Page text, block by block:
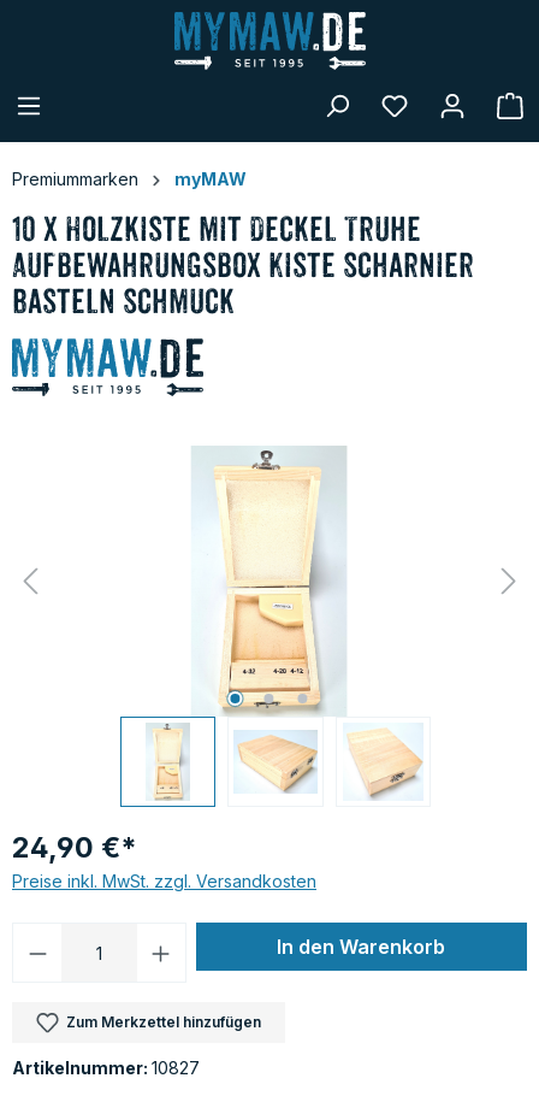
Premiummarken myMAW
10 x Holzkiste mit Deckel Truhe
Aufbewahrungsbox Kiste Scharnier
Basteln Schmuck
24,90 €*
Preise inkl. MwSt. zzgl. Versandkosten
Produkt Anzahl: Gib den gewünschten
In den Warenkorb
Zum Merkzettel hinzufügen
Artikelnummer: 10827